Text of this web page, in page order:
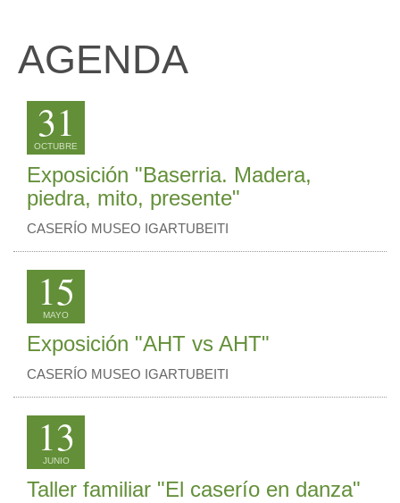
AGENDA
31
OCTUBRE
Exposición "Baserria. Madera,
piedra, mito, presente"
CASERÍO MUSEO IGARTUBEITI
15
MAYO
Exposición "AHT vs AHT"
CASERÍO MUSEO IGARTUBEITI
13
JUNIO
Taller familiar "El caserío en danza"